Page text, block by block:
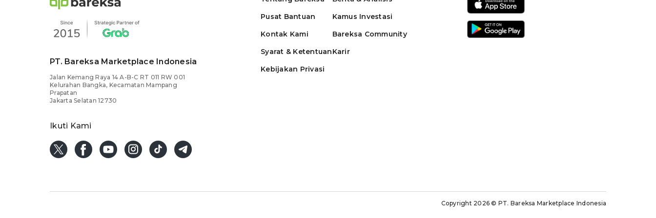
PT. Bareksa Marketplace Indonesia
Jalan Kemang Raya 14 A-B-C RT 011 RW 001
Kelurahan Bangka, Kecamatan Mampang
Prapatan
Jakarta Selatan 12730
Ikuti Kami
Pusat Bantuan
Kontak Kami
Syarat & Ketentuan
Kebijakan Privasi
Kamus Investasi
Bareksa Community
Karir
Copyright 2026© PT. Bareksa Marketplace Indonesia